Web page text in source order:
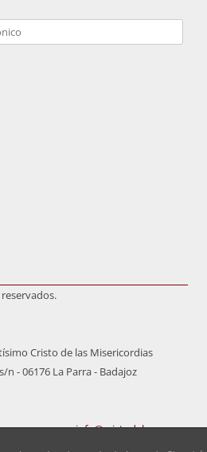
Cristo de las Misericordias
n - 06176 La Parra - Badajoz
info@cristodelaparra.es